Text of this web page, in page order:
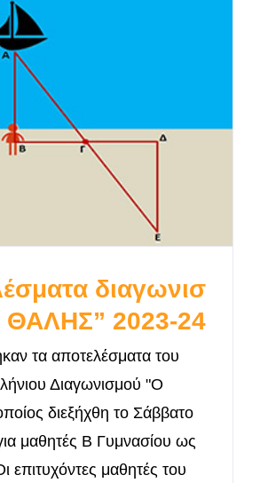
διαγωνισ
ΘΑΛΗΣ” 2023-24
τα αποτελέσματα του
Διαγωνισμού "Ο
διεξήχθη το Σάββατο
μαθητές Β Γυμνασίου ως
επιτυχόντες μαθητές του